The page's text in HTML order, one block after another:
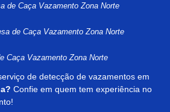
de Caça Vazamento Zona Norte
de Caça Vazamento Zona Norte
Caça Vazamento Zona Norte
de detecção de vazamentos em
Confie em quem tem experiência no